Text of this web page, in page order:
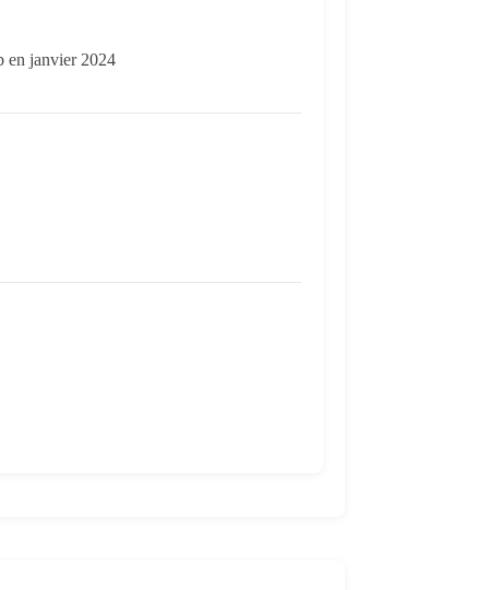
en janvier 2024